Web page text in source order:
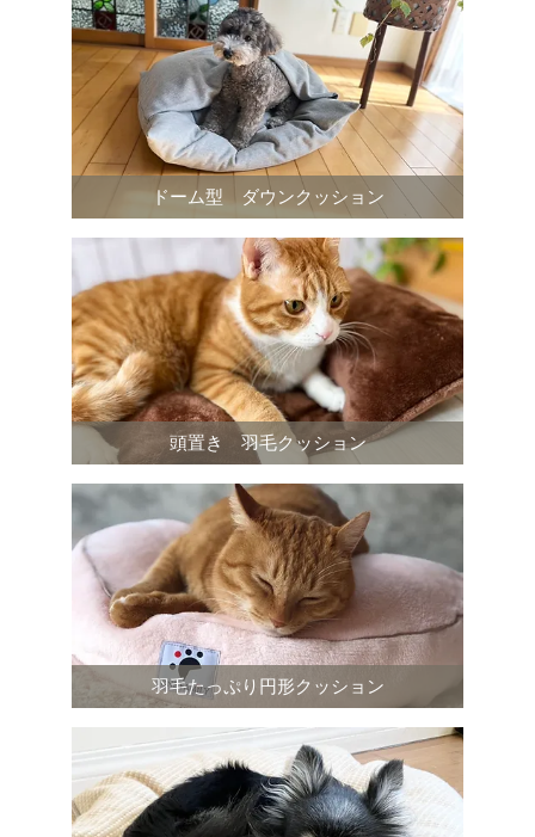
ドーム型 ダウンクッション
頭置き 羽毛クッション
羽毛たっぷり円形クッション